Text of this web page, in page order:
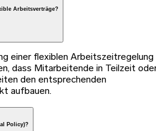
Arbeitsverträge?
einer flexiblen Arbeitszeitregelung
dass Mitarbeitende in Teilzeit
den entsprechenden
aufbauen.
Policy)?